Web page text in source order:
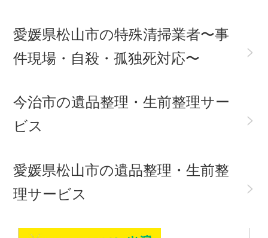
愛媛県松山市の特殊清掃業者〜事
件現場・自殺・孤独死対応〜
>
今治市の遺品整理・生前整理サー
ビス
>
愛媛県松山市の遺品整理・生前整
理サービス
>